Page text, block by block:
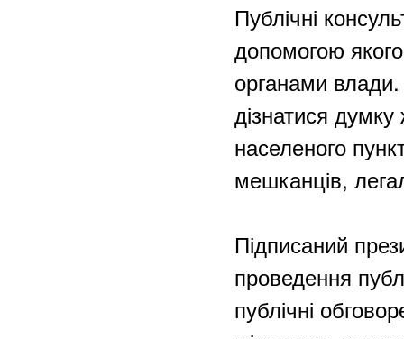
Публічні
допомогою
органами
дізнатися
населеного
мешканців,
Підписаний
проведення
публічні